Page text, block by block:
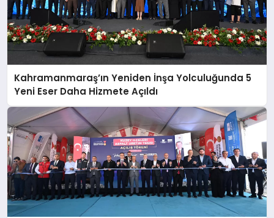
Kahramanmaraş’ın Yeniden İnşa Yolculuğunda 5
Yeni Eser Daha Hizmete Açıldı